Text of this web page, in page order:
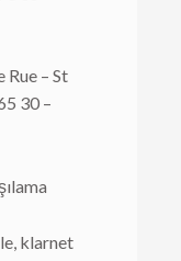
Rue – St
30 –
klarnet